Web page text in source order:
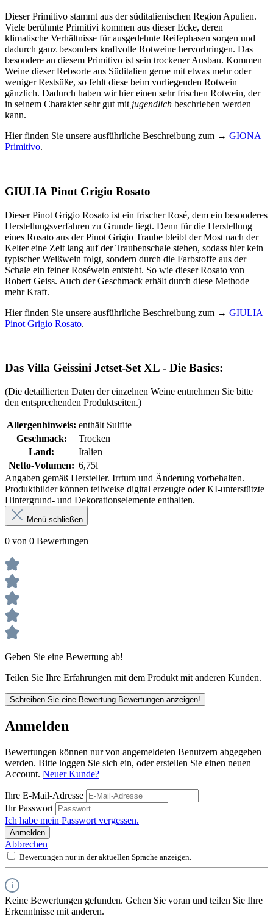
Dieser Primitivo stammt aus der süditalienischen Region Apulien.
Viele berühmte Primitivi kommen aus dieser Ecke, deren
klimatische Verhältnisse für ausgedehnte Reifephasen sorgen und
dadurch ganz besonders kraftvolle Rotweine hervorbringen. Das
besondere an diesem Primitivo ist sein trockener Ausbau. Kommen
Weine dieser Rebsorte aus Süditalien gerne mit etwas mehr oder
weniger Restsüße, so fehlt diese beim vorliegenden Rotwein
gänzlich. Dadurch haben wir hier einen sehr frischen Rotwein, der
in seinem Charakter sehr gut mit jugendlich beschrieben werden
kann.
Hier finden Sie unsere ausführliche Beschreibung zum → GIONA
Primitivo.
GIULIA Pinot Grigio Rosato
Dieser Pinot Grigio Rosato ist ein frischer Rosé, dem ein besonderes
Herstellungsverfahren zu Grunde liegt. Denn für die Herstellung
eines Rosato aus der Pinot Grigio Traube bleibt der Most nach der
Kelter eine Zeit lang auf der Traubenschale stehen, sodass hier kein
typischer Weißwein folgt, sondern durch die Farbstoffe aus der
Schale ein feiner Roséwein entsteht. So wie dieser Rosato von
Robert Geiss. Auch der Geschmack erhält durch diese Methode
mehr Kraft.
Hier finden Sie unsere ausführliche Beschreibung zum → GIULIA
Pinot Grigio Rosato.
Das Villa Geissini Jetset-Set XL - Die Basics:
(Die detaillierten Daten der einzelnen Weine entnehmen Sie bitte
den entsprechenden Produktseiten.)
Allergenhinweis: enthält Sulfite
Geschmack:
Trocken
Land:
Italien
Netto-Volumen: 6,75l
Angaben gemäß Hersteller. Irrtum und Änderung vorbehalten.
Produktbilder können teilweise digital erzeugte oder KI-unterstützte
Hintergrund- und Dekorationselemente enthalten.
Menü schließen
0 von 0 Bewertungen
Geben Sie eine Bewertung ab!
Teilen Sie Ihre Erfahrungen mit dem Produkt mit anderen Kunden.
Schreiben Sie eine Bewertung Bewertungen anzeigen!
Anmelden
Bewertungen können nur von angemeldeten Benutzern abgegeben
werden. Bitte loggen Sie sich ein, oder erstellen Sie einen neuen
Account. Neuer Kunde?
Ihre E-Mail-Adresse
Ihr Passwort
Ich habe mein Passwort vergessen.
Anmelden
Abbrechen
Bewertungen nur in der aktuellen Sprache anzeigen.
Keine Bewertungen gefunden. Gehen Sie voran und teilen Sie Ihre
Erkenntnisse mit anderen.